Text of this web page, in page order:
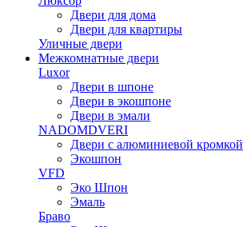
Двери для дома
Двери для квартиры
Уличные двери
Межкомнатные двери
Luxor
Двери в шпоне
Двери в экошпоне
Двери в эмали
NADOMDVERI
Двери с алюминиевой кромкой
Экошпон
VFD
Эко Шпон
Эмаль
Браво